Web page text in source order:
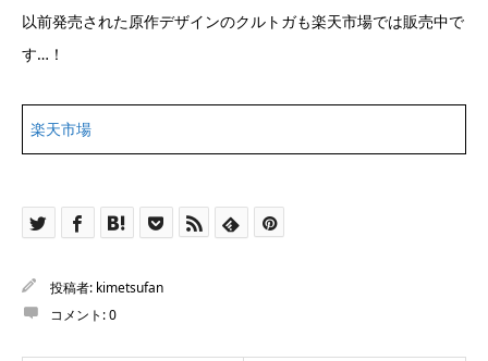
以前発売された原作デザインのクルトガも楽天市場では販売中で
す…！
楽天市場
投稿者: kimetsufan
コメント:0